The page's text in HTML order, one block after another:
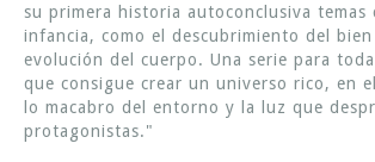
su primera historia autoconclusiva temas
infancia, como el descubrimiento del
evolución del cuerpo. Una serie para
que consigue crear un universo rico, en
lo macabro del entorno y la luz que
protagonistas."